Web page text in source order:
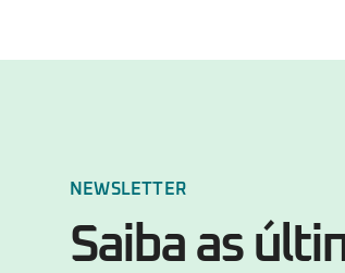
NEWSLETTER
Saiba as